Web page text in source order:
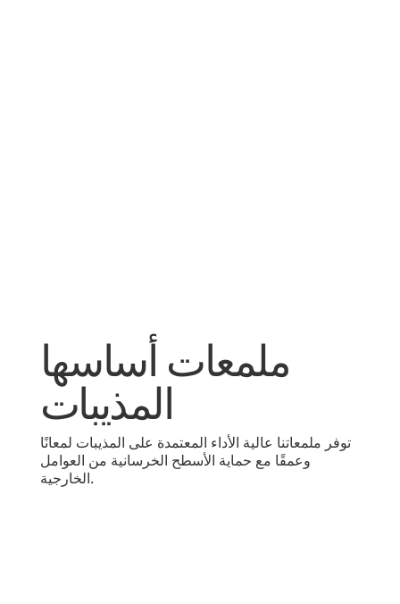
ملمعات أساسها
المذيبات
توفر ملمعاتنا عالية الأداء المعتمدة على المذيبات لمعانًا
وعمقًا مع حماية الأسطح الخرسانية من العوامل
الخارجية.